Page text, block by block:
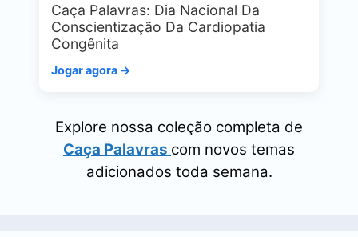
Caça Palavras: Dia Nacional Da
Conscientização Da Cardiopatia
Congênita
Jogar agora →
Explore nossa coleção completa de
Caça Palavras com novos temas
adicionados toda semana.